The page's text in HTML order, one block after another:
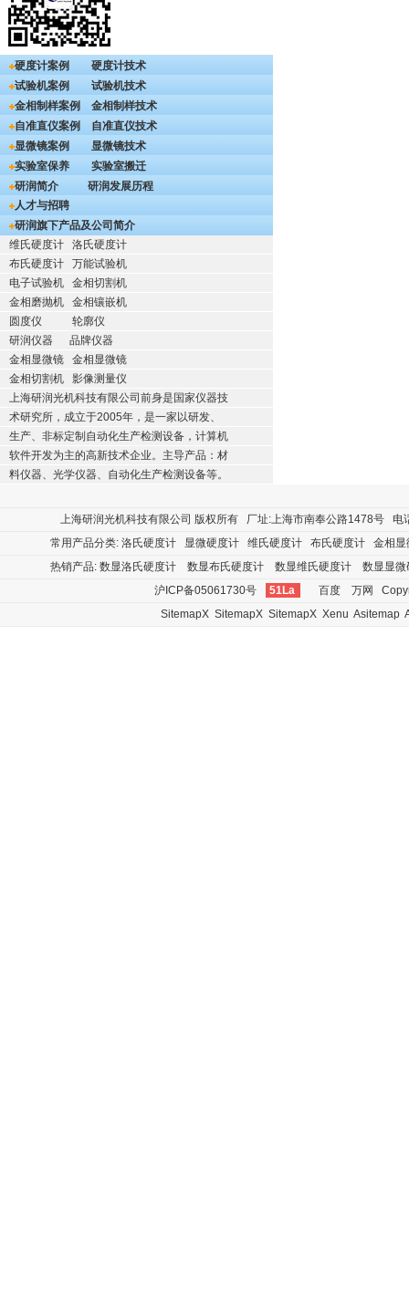
硬度计案例
硬度计技术
试验机案例
试验机技术
金相制样案例
金相制样技术
自准直仪案例
自准直仪技术
显微镜案例
显微镜技术
实验室保养
实验室搬迁
研润简介
研润发展历程
人才与招聘
研润旗下产品及公司简介
维氏硬度计
洛氏硬度计
布氏硬度计
万能试验机
电子试验机
金相切割机
金相磨抛机
金相镶嵌机
圆度仪
轮廓仪
研润仪器
品牌仪器
金相显微镜
金相显微镜
金相切割机
影像测量仪
上海研润光机科技有限公司前身是国家仪器技
术研究所，成立于2005年，是一家以研发、
生产、非标定制自动化生产检测设备，计算机
软件开发为主的高新技术企业。主导产品：材
料仪器、光学仪器、自动化生产检测设备等。
上海研润光机科技有限公司 版权所有 厂址:上海市南奉公路1478号
常用产品分类: 洛氏硬度计 显微硬度计 维氏硬度计 布氏硬度计
金相显
热销产品: 数显洛氏硬度计 数显布氏硬度计 数显维氏硬度计
数显显微
沪ICP备05061730号
51La 百度 万网
SitemapX SitemapX SitemapX Xenu Asitemap